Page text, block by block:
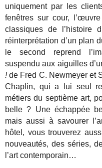
uniquement par les
fenêtres sur cour,
classiques de l’histoire
réinterprétation d’un plan
le second reprend
suspendu aux aiguilles
!de Fred C. Newmeyer et
Chaplin, qui a lui seul
métiers du septième art,
belle ? Une échappée
mais aussi à savourer
hôtel, vous trouverez
nouveautés, des séries,
l’art contemporain…